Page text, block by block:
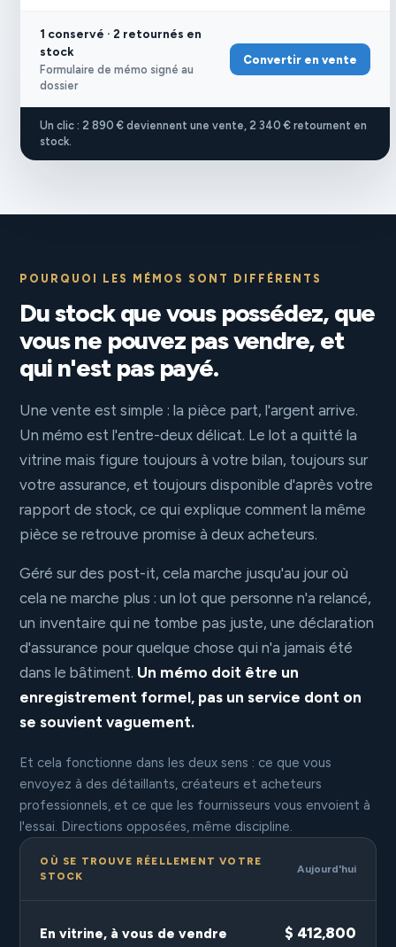
1 conservé · 2 retournés en
stock
Formulaire de mémo signé au
dossier
Convertir en vente
Un clic : 2 890 € deviennent une vente, 2 340 € retournent en
stock.
POURQUOI LES MÉMOS SONT DIFFÉRENTS
Du stock que vous possédez, que
vous ne pouvez pas vendre, et
qui n'est pas payé.
Une vente est simple : la pièce part, l'argent arrive.
Un mémo est l'entre-deux délicat. Le lot a quitté la
vitrine mais figure toujours à votre bilan, toujours sur
votre assurance, et toujours disponible d'après votre
rapport de stock, ce qui explique comment la même
pièce se retrouve promise à deux acheteurs.
Géré sur des post-it, cela marche jusqu'au jour où
cela ne marche plus : un lot que personne n'a relancé,
un inventaire qui ne tombe pas juste, une déclaration
d'assurance pour quelque chose qui n'a jamais été
dans le bâtiment. Un mémo doit être un
enregistrement formel, pas un service dont on
se souvient vaguement.
Et cela fonctionne dans les deux sens : ce que vous
envoyez à des détaillants, créateurs et acheteurs
professionnels, et ce que les fournisseurs vous envoient à
l'essai. Directions opposées, même discipline.
OÙ SE TROUVE RÉELLEMENT VOTRE
STOCK
Aujourd'hui
En vitrine, à vous de vendre $ 412,800